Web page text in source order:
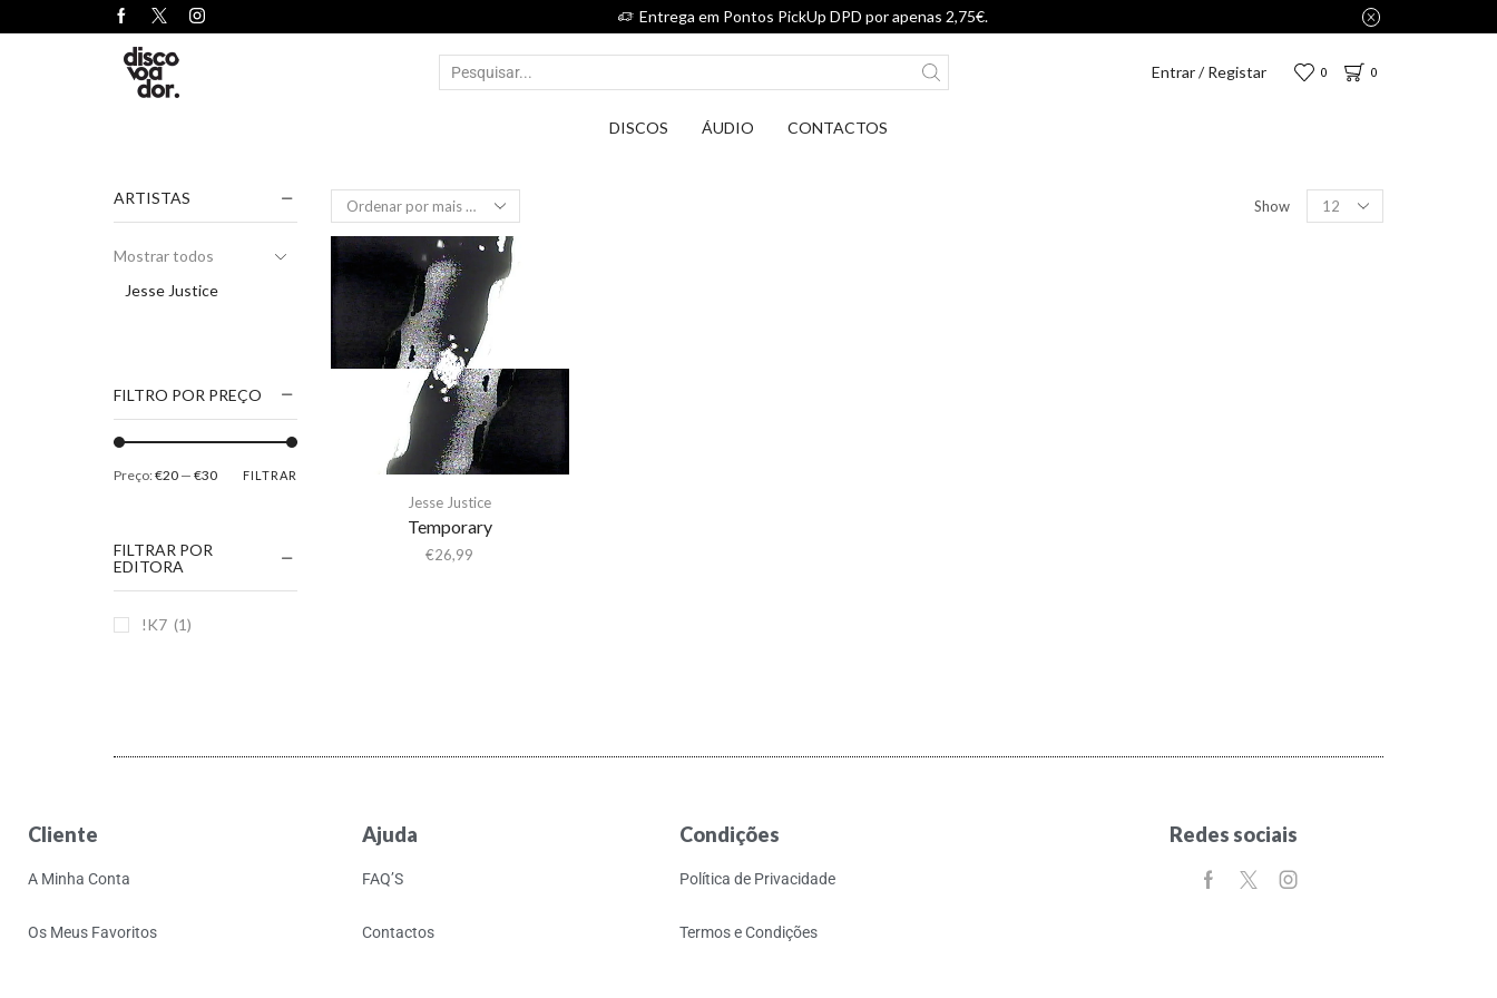
Entrega em Pontos PickUp DPD por apenas 2,75€.
Entrar / Registar 0 0
DISCOS ÁUDIO CONTACTOS
Show
Jesse Justice
Temporary
€26,99
ARTISTAS
Mostrar todos
Jesse Justice
FILTRO POR PREÇO
FILTRAR
Preço:€20 — €30
FILTRAR POR
EDITORA
!K7 (1)
Cliente
A Minha Conta
Os Meus Favoritos
Ajuda
FAQ’S
Contactos
Condições
Política de Privacidade
Termos e Condições
Redes sociais